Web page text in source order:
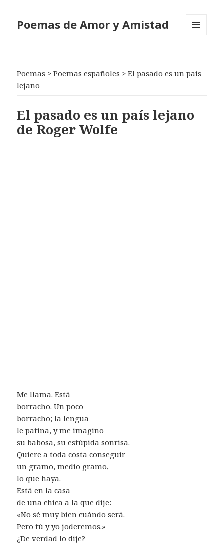
Poemas de Amor y Amistad
Poemas >Poemas españoles >El pasado es un país
lejano
El pasado es un país lejano
de Roger Wolfe
Me llama. Está
borracho. Un poco
borracho; la lengua
le patina, y me imagino
su babosa, su estúpida sonrisa.
Quiere a toda costa conseguir
un gramo, medio gramo,
lo que haya.
Está en la casa
de una chica a la que dije:
«No sé muy bien cuándo será.
Pero tú y yo joderemos.»
¿De verdad lo dije?